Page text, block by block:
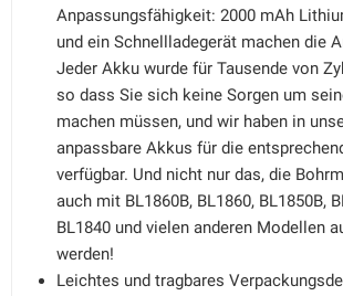
Anpassungsfähigkeit: 2000 mAh
und ein Schnellladegerät machen die
Jeder Akku wurde für Tausende von
so dass Sie sich keine Sorgen um
machen müssen, und wir haben in
anpassbare Akkus für die
verfügbar. Und nicht nur das, die
auch mit BL1860B, BL1860, BL1850B,
BL1840 und vielen anderen Modellen
werden!
Leichtes und tragbares